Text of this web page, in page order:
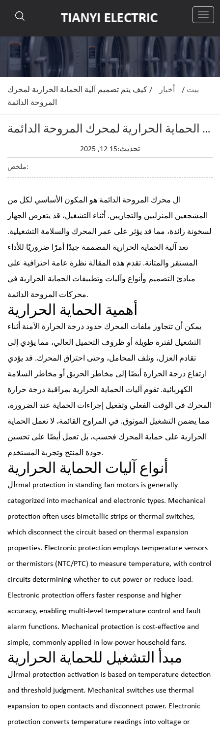
رقم
بيت / أخبار / كيف يتم تصميم آلية الحماية الحرارية لمحرك
المروحة الدائمة
كيف يتم تصميم آلية الحماية الحرارية لمحرك المروحة الدائمة
تحديث:15 12, 2025
ملخص:
ال محرك المروحة الدائمة هو المكون الأساسي لكل من
المشجعين المنزليين والتجاريين. أثناء التشغيل، قد يتعرض الجهاز
لسخونة زائدة، مما قد يؤثر على عمر المحرك والسلامة التشغيلية.
تعد آلية الحماية الحرارية المصممة جيدًا أمرًا ضروريًا للأداء
المستقر والمتانة. تقدم هذه المقالة نظرة عامة احترافية على
مبادئ التصميم وأنواع وآليات وتطبيقات الحماية الحرارية في
محركات المروحة الدائمة.
أهمية الحماية الحرارية
يمكن أن تتجاوز ملفات المحرك حدود درجة الحرارة الآمنة أثناء
التشغيل لفترة طويلة أو ظروف التحميل العالي، مما يؤدي إلى
تقادم العزل، وتلف المحامل، وحتى احتراق المحرك. قد يؤدي
ارتفاع درجة الحرارة أيضًا إلى مخاطر الحريق أو مخاطر السلامة
الكهربائية. تقوم آليات الحماية الحرارية بمراقبة درجة حرارة
المحرك في الوقت الفعلي وتفعيل إجراءات الحماية عند الضرورة،
مما يضمن التشغيل الموثوق. في المراوح القائمة، لا تعمل الحماية
الحرارية على حماية المحرك فحسب، بل تعمل أيضًا على تحسين
جودة المنتج وتجربة المستخدم.
أنواع آليات الحماية الحرارية
الrmal protection in standing fan motors is generally
categorized into mechanical and electronic types. Mechanical
protection often uses bimetallic strips or thermal switches,
which disconnect the circuit based on thermal expansion
properties. Electronic protection employs temperature sensors
or thermistors (NTC/PTC) to measure temperature, with control
circuits determining whether to cut power or reduce load.
Electronic protection offers faster response and higher
accuracy, enabling multi-level temperature control and fault
alarm functions. Mechanical protection is cost-effective and
simple, commonly applied in low-power household fans.
مبدأ التشغيل للحماية الحرارية
الrmal protection activation is based on temperature detection
and threshold judgment. Mechanical switches use thermal
expansion to open contacts and disconnect power. Electronic
protection converts temperature readings into voltage or